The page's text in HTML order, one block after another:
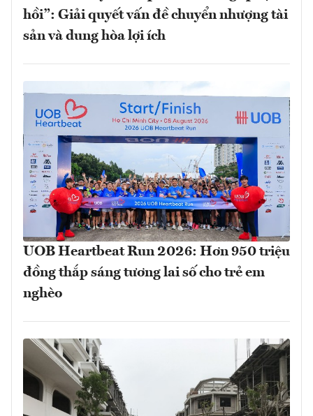
hồi”: Giải quyết vấn đề chuyển nhượng tài
sản và dung hòa lợi ích
UOB Heartbeat Run 2026: Hơn 950 triệu
đồng thắp sáng tương lai số cho trẻ em
nghèo